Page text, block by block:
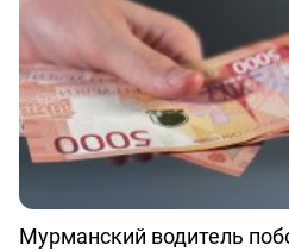
Мурманский водитель